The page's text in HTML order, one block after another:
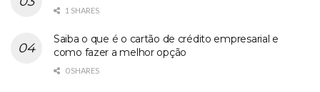
1 SHARES
Saiba o que é o cartão de crédito empresarial e
como fazer a melhor opção
0 SHARES